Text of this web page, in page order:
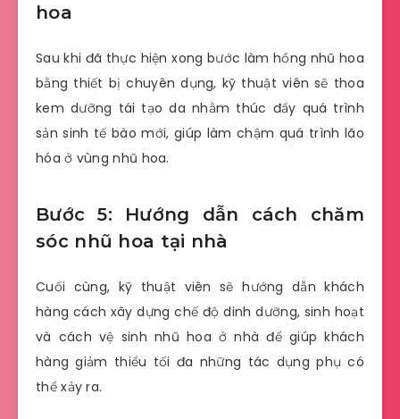
hoa
Sau khi đã thực hiện xong bước làm hồng nhũ hoa
bằng thiết bị chuyên dụng, kỹ thuật viên sẽ thoa
kem dưỡng tái tạo da nhằm thúc đẩy quá trình
sản sinh tế bào mới, giúp làm chậm quá trình lão
hóa ở vùng nhũ hoa.
Bước 5: Hướng dẫn cách chăm
sóc nhũ hoa tại nhà
Cuối cùng, kỹ thuật viên sẽ hướng dẫn khách
hàng cách xây dựng chế độ dinh dưỡng, sinh hoạt
và cách vệ sinh nhũ hoa ở nhà để giúp khách
hàng giảm thiểu tối đa những tác dụng phụ có
thể xảy ra.